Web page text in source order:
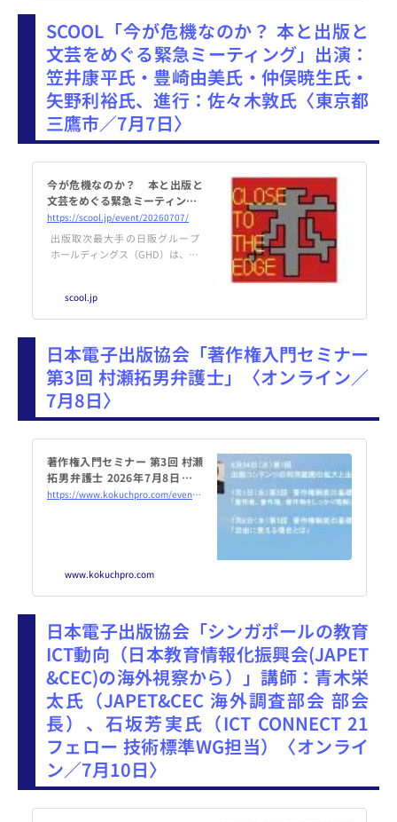
SCOOL「今が危機なのか？ 本と出版と
文芸をめぐる緊急ミーティング」出演：
笠井康平氏・豊崎由美氏・仲俣暁生氏・
矢野利裕氏、進行：佐々木敦氏〈東京都
三鷹市／7月7日〉
今が危機なのか？ 本と出版と
文芸をめぐる緊急ミーティング |
SCOOL
https://scool.jp/event/20260707/
出版取次最大手の日販グループ
ホールディングス（GHD）は、20
3427億円、営業損失が15億7300
万円（前年は2億9600万円の黒
落したと発表、富樫建社長の「取
次事業の撤退も検討しなければな
らない環境が迫っているという危
機感を持っている」という発言が
火付け役となり、メディアやSNS
scool.jp
日本電子出版協会「著作権入門セミナー
第3回 村瀬拓男弁護士」〈オンライン／
7月8日〉
著作権入門セミナー 第3回 村瀬
拓男弁護士 2026年7月8日（オ
ンライン・Zoom） - こくちー
https://www.kokuchpro.com/event/20260708/
www.kokuchpro.com
日本電子出版協会「シンガポールの教育
ICT動向（日本教育情報化振興会(JAPET
&CEC)の海外視察から）」講師：青木栄
太氏（JAPET&CEC 海外調査部会 部会
長）、石坂芳実氏（ICT CONNECT 21
フェロー 技術標準WG担当）〈オンライ
ン／7月10日〉